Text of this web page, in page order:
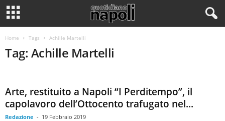
Home Tags Achille Martelli
Tag: Achille Martelli
Arte, restituito a Napoli “I Perditempo”, il
capolavoro dell’Ottocento trafugato nel...
Redazione - 19 Febbraio 2019